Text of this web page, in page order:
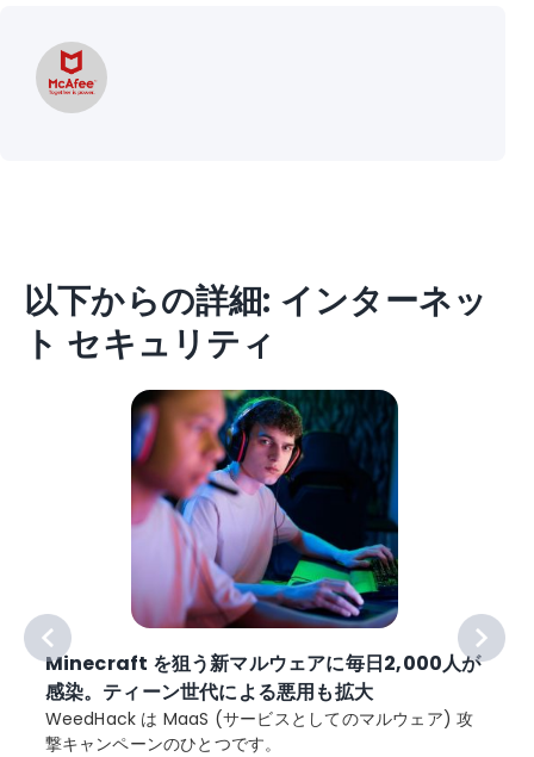
以下からの詳細: インターネッ
ト セキュリティ
Minecraft を狙う新マルウェアに毎日2,000人が
感染。ティーン世代による悪用も拡大
WeedHack は MaaS (サービスとしてのマルウェア) 攻
撃キャンペーンのひとつです。